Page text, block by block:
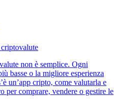
non è semplice. Ogni
basse o la migliore esperienza
un’app cripto, come valutarla e
per comprare, vendere o gestire le